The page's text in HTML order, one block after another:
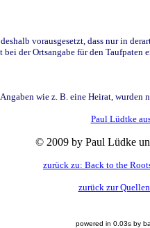
vorausgesetzt, dass nur in
der Ortsangabe für den
wie z. B. eine Heirat, wurden
Paul Lüdtke
© 2009 by Paul Lüdke
zurück zu: Back to the
zurück zur
powered in 0.03s by